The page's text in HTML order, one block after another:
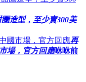
造型，至少賣300美
再
場，官方回應咻咻前